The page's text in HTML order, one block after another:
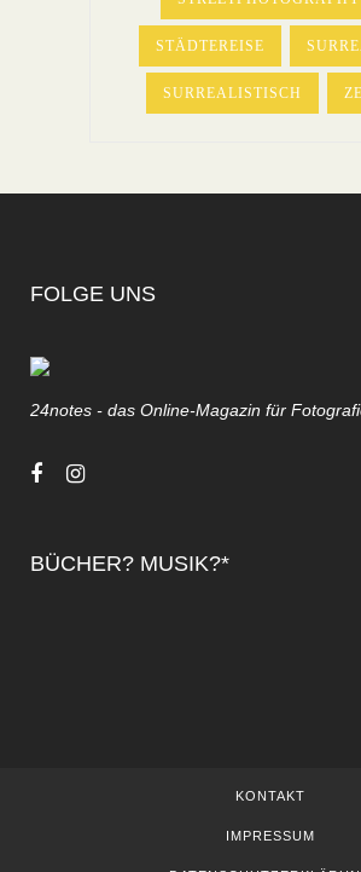
STÄDTEREISE
SURREALISTISCH
FOLGE UNS
24notes - das Online-Magazin für
BÜCHER? MUSIK?*
KONTAKT
IMPRESSUM